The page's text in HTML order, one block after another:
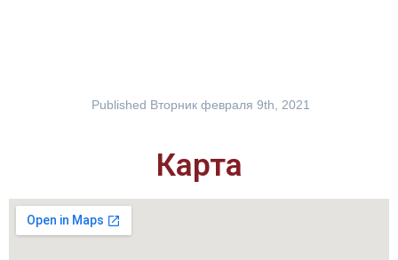
Published Вторник февраля 9th, 2021
Карта